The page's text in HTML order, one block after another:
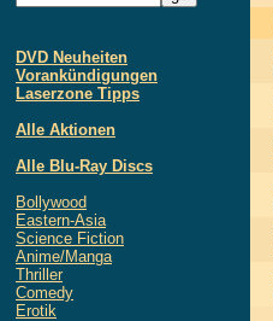
DVD Neuheiten
Vorankündigungen
Laserzone Tipps
Alle Aktionen
Alle Blu-Ray Discs
Bollywood
Eastern-Asia
Science Fiction
Anime/Manga
Thriller
Comedy
Erotik